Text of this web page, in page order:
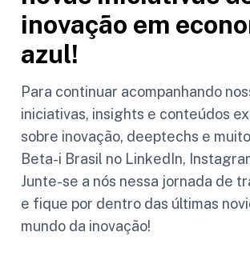
inovação em
azul!
Para continuar acompanhando
iniciativas, insights e conteúdos
sobre inovação, deeptechs e
Beta-i Brasil no LinkedIn,
Junte-se a nós nessa jornada de
e fique por dentro das últimas
mundo da inovação!